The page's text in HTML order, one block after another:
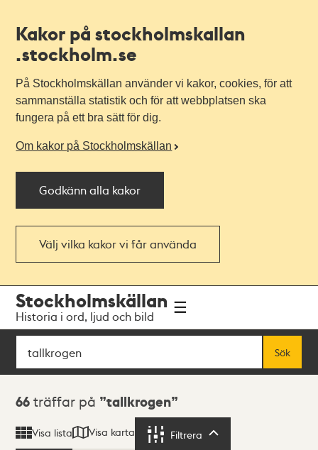
Kakor på stockholmskallan
.stockholm.se
På Stockholmskällan använder vi kakor, cookies, för att
sammanställa statistik och för att webbplatsen ska
fungera på ett bra sätt för dig.
Om kakor på Stockholmskällan
Godkänn alla kakor
Välj vilka kakor vi får använda
navigationen
huvudinnehållet
Stockholmskällan
Historia i ord, ljud och bild
Sök
Sök
Sökresultat
66 träffar på tallkrogen
Visa lista Visa karta Filtrera